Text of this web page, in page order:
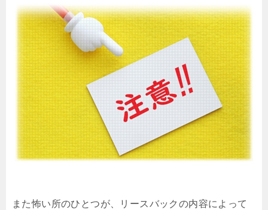
また怖い所のひとつが、リースバックの内容によって